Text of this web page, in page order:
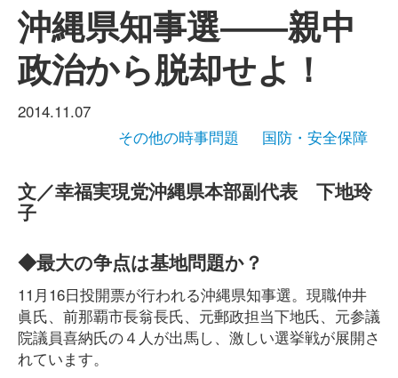
沖縄県知事選――親中
政治から脱却せよ！
2014.11.07
その他の時事問題
国防・安全保障
文／幸福実現党沖縄県本部副代表 下地玲
子
◆最大の争点は基地問題か？
11月16日投開票が行われる沖縄県知事選。現職仲井
眞氏、前那覇市長翁長氏、元郵政担当下地氏、元参議
院議員喜納氏の４人が出馬し、激しい選挙戦が展開さ
れています。